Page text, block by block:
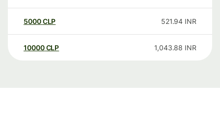
5000CLP 521.94 INR
10000 CLP 1,043.88 INR